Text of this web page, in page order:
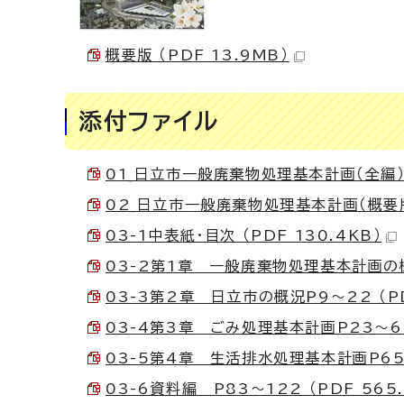
概要版 （PDF 13.9MB）
添付ファイル
01_日立市一般廃棄物処理基本計画（全
02_日立市一般廃棄物処理基本計画（概
03-1中表紙・目次 （PDF 130.4KB）
03-2第1章 一般廃棄物処理基本計画
03-3第2章 日立市の概況P9～22 （
03-4第3章 ごみ処理基本計画P23～
03-5第4章 生活排水処理基本計画
03-6資料編 P83～122 （PDF